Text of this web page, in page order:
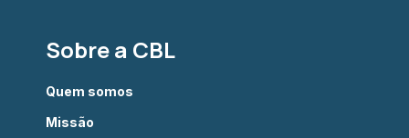
Sobre a CBL
Quem somos
Missão